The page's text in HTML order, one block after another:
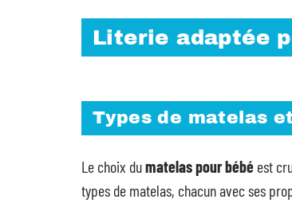
Literie adaptée
Types de matelas
Le choix dumatelas pour bébé est
types de matelas, chacun avec ses